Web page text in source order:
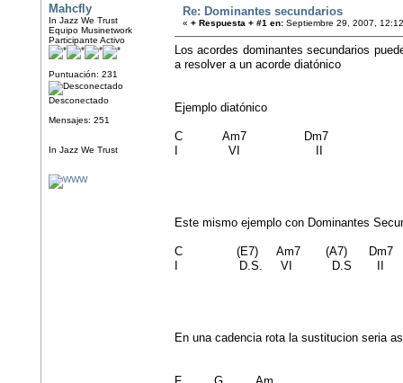
Mahcfly
In Jazz We Trust
Equipo Musinetwork
Participante Activo
Puntuación: 231
Desconectado
Mensajes: 251
In Jazz We Trust
Re: Dominantes secundarios
« + Respuesta + #1 en: Septiembre 29, 2007,
Los acordes dominantes secundarios
a resolver a un acorde diatónico
Ejemplo diatónico
C Am7 Dm7
I VI II
Este mismo ejemplo con Dominantes
C (E7) Am7 (A7) Dm7
I D.S. VI D.S II
En una cadencia rota la sustitucion seria